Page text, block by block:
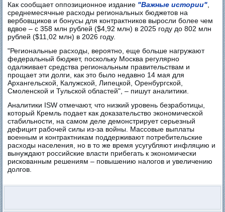
Как сообщает оппозиционное издание "Важные истории",
среднемесячные расходы региональных бюджетов на
вербовщиков и бонусы для контрактников выросли более чем
вдвое – с 358 млн рублей ($4,92 млн) в 2025 году до 802 млн
рублей ($11,02 млн) в 2026 году.
"Региональные расходы, вероятно, еще больше нагружают
федеральный бюджет, поскольку Москва регулярно
одалживает средства региональным правительствам и
прощает эти долги, как это было недавно 14 мая для
Архангельской, Калужской, Липецкой, Оренбургской,
Смоленской и Тульской областей", – пишут аналитики.
Аналитики ISW отмечают, что низкий уровень безработицы,
который Кремль подает как доказательство экономической
стабильности, на самом деле демонстрирует серьезный
дефицит рабочей силы из-за войны. Массовые выплаты
военным и контрактникам поддерживают потребительские
расходы населения, но в то же время усугубляют инфляцию и
вынуждают российские власти прибегать к экономически
рискованным решениям – повышению налогов и увеличению
долгов.